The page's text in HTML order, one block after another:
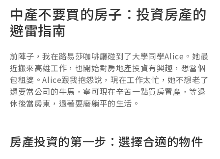
中產不要買的房子：投資房產的
避雷指南
前陣子，我在路易莎咖啡廳碰到了大學同學Alice。她最
近搬來高雄工作，也開始對房地產投資有興趣，想當個
包租婆。Alice跟我抱怨說，現在工作太忙，她不想老了
還要當公司的牛馬，寧可現在辛苦一點買房置產，等退
休後當房東，過著耍廢躺平的生活。
房產投資的第一步：選擇合適的物件